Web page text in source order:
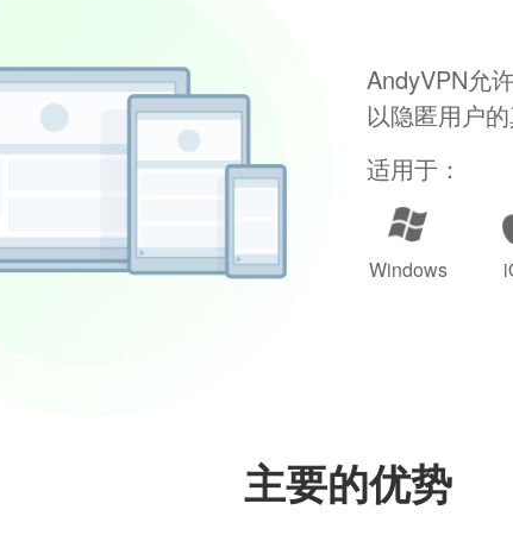
AndyVPN允
以隐匿用户
适用于：
Windows
主要的优势